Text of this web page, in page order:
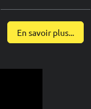
En savoir plus...